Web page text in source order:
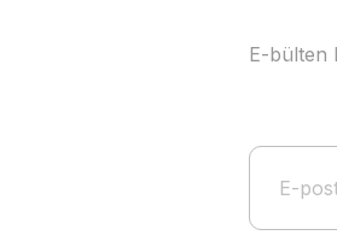
E-bülten